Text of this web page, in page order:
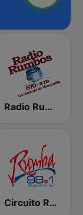
Radio Rumbos
Circuito Rumba - Guayana